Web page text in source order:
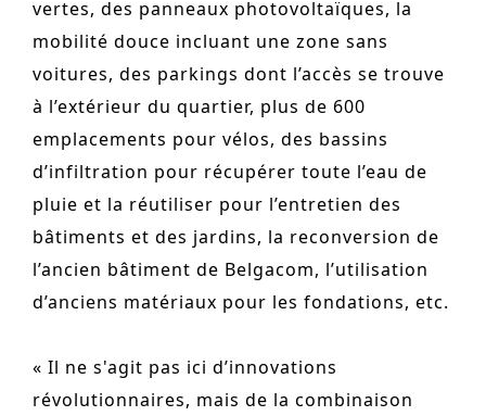
vertes, des panneaux photovoltaïques, la
mobilité douce incluant une zone sans
voitures, des parkings dont l’accès se trouve
à l’extérieur du quartier, plus de 600
emplacements pour vélos, des bassins
d’infiltration pour récupérer toute l’eau de
pluie et la réutiliser pour l’entretien des
bâtiments et des jardins, la reconversion de
l’ancien bâtiment de Belgacom, l’utilisation
d’anciens matériaux pour les fondations, etc.
« Il ne s'agit pas ici d’innovations
révolutionnaires, mais de la combinaison